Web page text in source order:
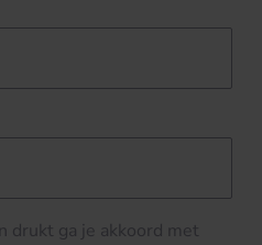
drukt ga je akkoord met